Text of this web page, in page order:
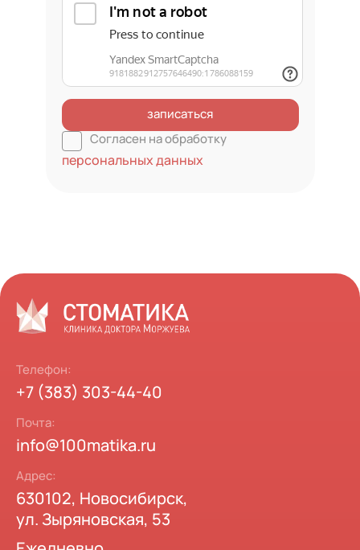
записаться
Согласен на обработку
персональных данных
Телефон:
+7 (383) 303-44-40
Почта:
info@100matika.ru
Адрес:
630102, Новосибирск,
ул. Зыряновская, 53